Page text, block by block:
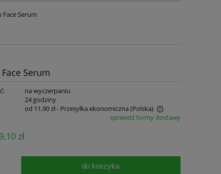
Serum
Serum
na wyczerpaniu
24 godziny
od 11,90 zł- Przesyłka ekonomiczna (Polska)
sprawdź formy dostawy
zł
do koszyka